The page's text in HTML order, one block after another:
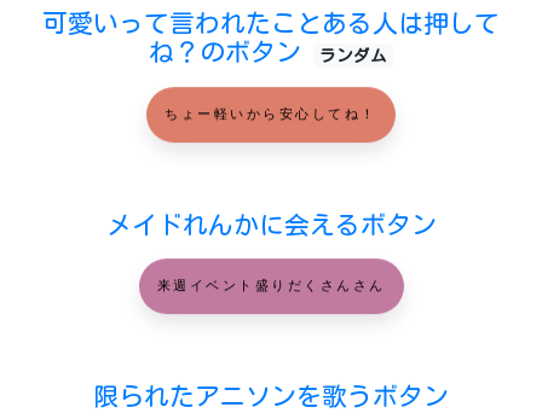
可愛いって言われたことある人は押して
ね？のボタン
ランダム
ちょー軽いから安心してね！
メイドれんかに会えるボタン
来週イベント盛りだくさんさん
限られたアニソンを歌うボタン